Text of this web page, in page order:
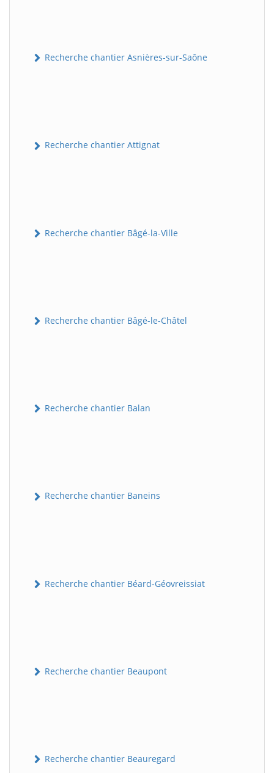
Recherche chantier Asnières-sur-Saône
Recherche chantier Attignat
Recherche chantier Bâgé-la-Ville
Recherche chantier Bâgé-le-Châtel
Recherche chantier Balan
Recherche chantier Baneins
Recherche chantier Béard-Géovreissiat
Recherche chantier Beaupont
Recherche chantier Beauregard